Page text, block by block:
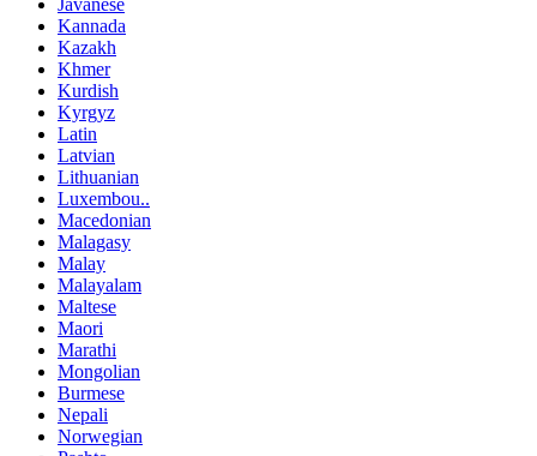
Kannada
Kazakh
Khmer
Kurdish
Kyrgyz
Latin
Latvian
Lithuanian
Luxembou..
Macedonian
Malagasy
Malay
Malayalam
Maltese
Maori
Marathi
Mongolian
Burmese
Nepali
Norwegian